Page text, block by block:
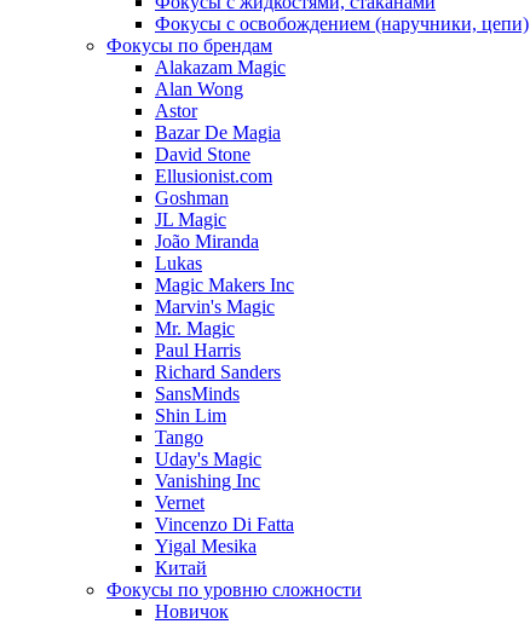
Фокусы с освобождением (наручники, цепи)
Фокусы по брендам
Alakazam Magic
Alan Wong
Astor
Bazar De Magia
David Stone
Ellusionist.com
Goshman
JL Magic
João Miranda
Lukas
Magic Makers Inc
Marvin's Magic
Mr. Magic
Paul Harris
Richard Sanders
SansMinds
Shin Lim
Tango
Uday's Magic
Vanishing Inc
Vernet
Vincenzo Di Fatta
Yigal Mesika
Китай
Фокусы по уровню сложности
Новичок